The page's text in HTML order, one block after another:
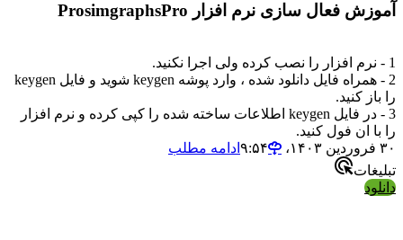
آموزش فعال سازی نرم افزار ProsimgraphsPro
1 - نرم افزار را نصب کرده ولی اجرا نکنید.
2 - همراه فایل دانلود شده ، وارد پوشه keygen شوید و فایل keygen
را باز کنید.
3 - در فایل keygen اطلاعات ساخته شده را کپی کرده و نرم افزار
را با ان فول کنید.
۳۰ فروردین ۱۴۰۳،‏ ۹:۵۴
ادامه مطلب
تبلیغات
دانلود